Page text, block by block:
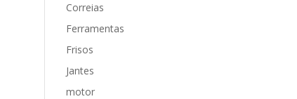
Correias
Ferramentas
Frisos
Jantes
motor